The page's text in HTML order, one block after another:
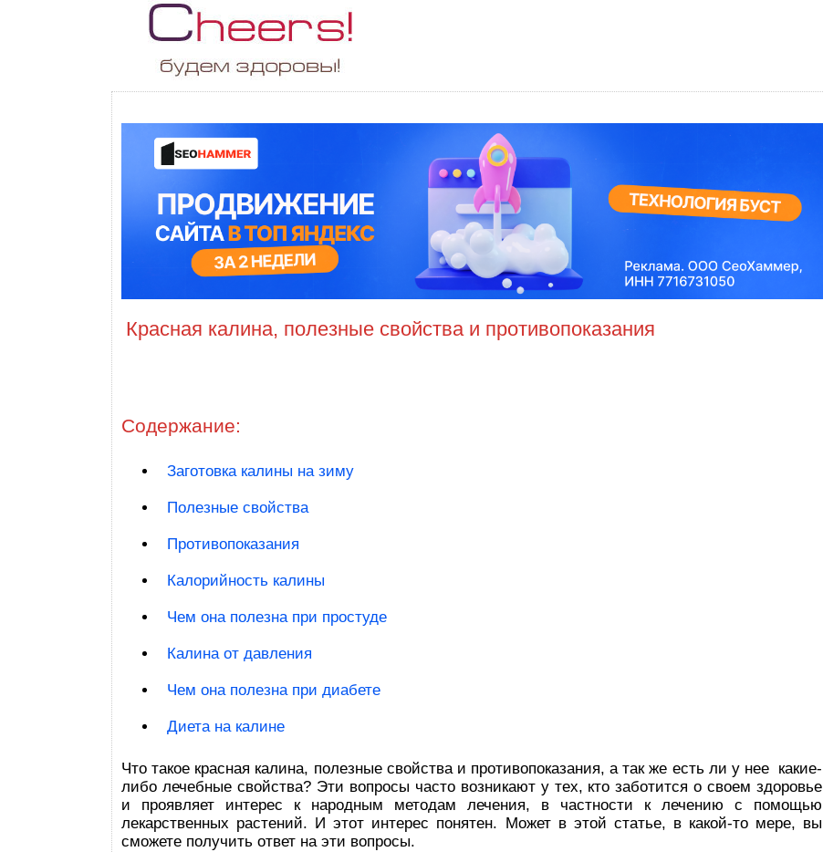
Красная калина, полезные свойства и противопоказания
Содержание:
Заготовка калины на зиму
Полезные свойства
Противопоказания
Калорийность калины
Чем она полезна при простуде
Калина от давления
Чем она полезна при диабете
Диета на калине
Что такое красная калина, полезные свойства и противопоказания, а так же есть ли у нее какие-
либо лечебные свойства? Эти вопросы часто возникают у тех, кто заботится о своем здоровье
и проявляет интерес к народным методам лечения, в частности к лечению с помощью
лекарственных растений. И этот интерес понятен. Может в этой статье, в какой-то мере, вы
сможете получить ответ на эти вопросы.